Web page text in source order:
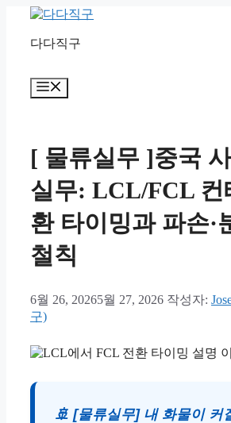
다다직구
[ 물류실무 ]중국
실무: LCL/FCL 컨
환 타이밍과 파손·
철칙
6월 26, 20265월 27, 2026 작성자:
구)
🚢 [물류실무] 내 화물이 커